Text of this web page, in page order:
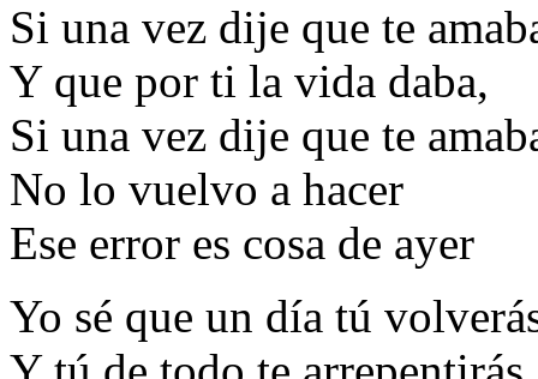
Si una vez dije que te
Y que por ti la vida daba,
Si una vez dije que te
No lo vuelvo a hacer
Ese error es cosa de ayer
Yo sé que un día tú